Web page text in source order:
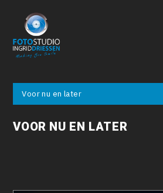
Voor nu en later
VOOR NU EN LATER